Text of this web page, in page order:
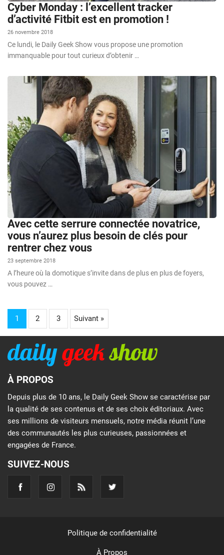
Cyber Monday : l’excellent tracker
d’activité Fitbit est en promotion !
26 novembre 2018
Ce lundi, le Daily Geek Show vous propose une promotion
immanquable pour tout curieux d’obtenir …
Avec cette serrure connectée novatrice,
vous n’aurez plus besoin de clés pour
rentrer chez vous
23 septembre 2018
A l’heure où la domotique s’invite dans de plus en plus de foyers,
vous pouvez …
1 2 3 Suivant »
À PROPOS
Depuis plus de 10 ans, le Daily Geek Show se caractérise par
la qualité de ses contenus et de ses choix éditoriaux. Avec
ses millions de visiteurs mensuels, notre média réunit l’une
des communautés les plus curieuses, passionnées et
engagées de France.
SUIVEZ-NOUS
Politique de confidentialité
À Propos